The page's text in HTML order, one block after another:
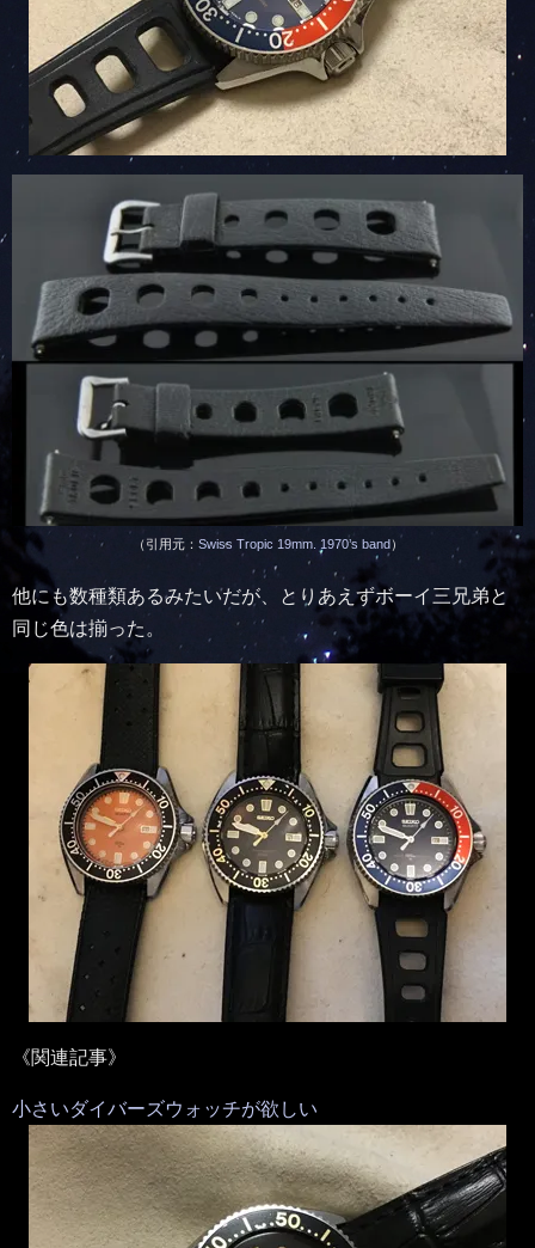
（引用元： Swiss Tropic 19mm. 1970’s band）
他にも数種類あるみたいだが、とりあえずボーイ三兄弟と
同じ色は揃った。
《関連記事》
小さいダイバーズウォッチが欲しい